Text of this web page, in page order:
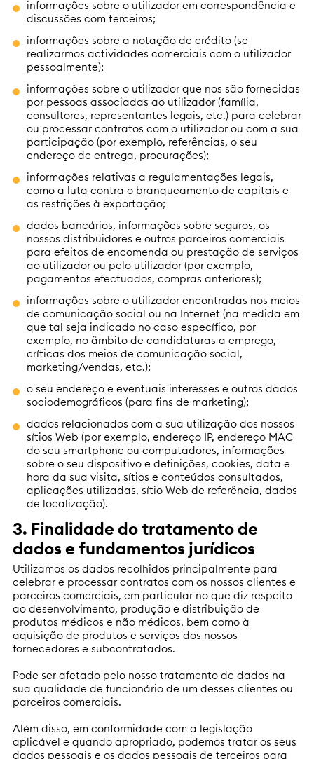
informações sobre o utilizador em correspondência e
discussões com terceiros;
informações sobre a notação de crédito (se
realizarmos actividades comerciais com o utilizador
pessoalmente);
informações sobre o utilizador que nos são fornecidas
por pessoas associadas ao utilizador (família,
consultores, representantes legais, etc.) para celebrar
ou processar contratos com o utilizador ou com a sua
participação (por exemplo, referências, o seu
endereço de entrega, procurações);
informações relativas a regulamentações legais,
como a luta contra o branqueamento de capitais e
as restrições à exportação;
dados bancários, informações sobre seguros, os
nossos distribuidores e outros parceiros comerciais
para efeitos de encomenda ou prestação de serviços
ao utilizador ou pelo utilizador (por exemplo,
pagamentos efectuados, compras anteriores);
informações sobre o utilizador encontradas nos meios
de comunicação social ou na Internet (na medida em
que tal seja indicado no caso específico, por
exemplo, no âmbito de candidaturas a emprego,
críticas dos meios de comunicação social,
marketing/vendas, etc.);
o seu endereço e eventuais interesses e outros dados
sociodemográficos (para fins de marketing);
dados relacionados com a sua utilização dos nossos
sítios Web (por exemplo, endereço IP, endereço MAC
do seu smartphone ou computadores, informações
sobre o seu dispositivo e definições, cookies, data e
hora da sua visita, sítios e conteúdos consultados,
aplicações utilizadas, sítio Web de referência, dados
de localização).
3. Finalidade do tratamento de
dados e fundamentos jurídicos
Utilizamos os dados recolhidos principalmente para
celebrar e processar contratos com os nossos clientes e
parceiros comerciais, em particular no que diz respeito
ao desenvolvimento, produção e distribuição de
produtos médicos e não médicos, bem como à
aquisição de produtos e serviços dos nossos
fornecedores e subcontratados.
Pode ser afetado pelo nosso tratamento de dados na
sua qualidade de funcionário de um desses clientes ou
parceiros comerciais.
Além disso, em conformidade com a legislação
aplicável e quando apropriado, podemos tratar os seus
dados pessoais e os dados pessoais de terceiros para